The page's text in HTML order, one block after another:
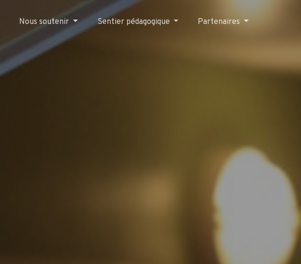
Nous soutenir Sentier pédagogique Partenaires